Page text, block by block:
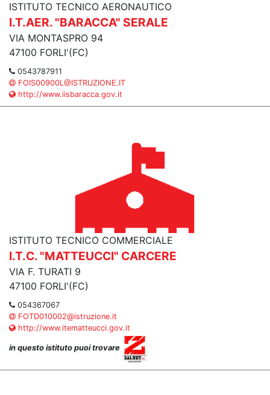
ISTITUTO TECNICO AERONAUTICO
I.T.AER. "BARACCA" SERALE
VIA MONTASPRO 94
47100 FORLI'(FC)
0543787911
FOIS00900L@ISTRUZIONE.IT
http://www.iisbaracca.gov.it
ISTITUTO TECNICO COMMERCIALE
I.T.C. "MATTEUCCI" CARCERE
VIA F. TURATI 9
47100 FORLI'(FC)
054367067
FOTD010002@istruzione.it
http://www.itematteucci.gov.it
in questo istituto puoi trovare